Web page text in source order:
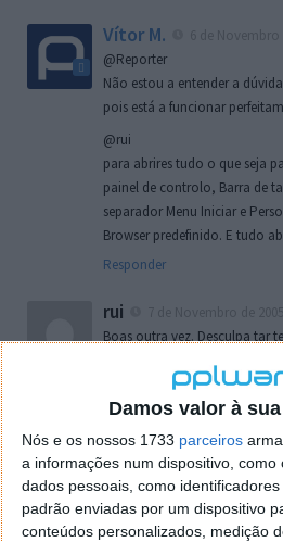
Damos valor à
Nós e os nossos 1733 parceiros
a informações num dispositivo,
dados pessoais, como
padrão enviadas por um dispositivo
conteúdos personalizados, medição
Vítor M.
@Reporter
Não estou a entender a
pois está a funcionar
@rui
para abrires tudo o que seja
painel de controlo, Barra de
separador Menu Iniciar e
Browser predefinido. E tudo
Responder
rui
Boas outra vez. Desculpa tar
o firefox como browser
de control tudo e nada. Tou a
tentei apagar o explorer na
firefox mas em vao. Kaso te
agradecido, caso contrario
Responder